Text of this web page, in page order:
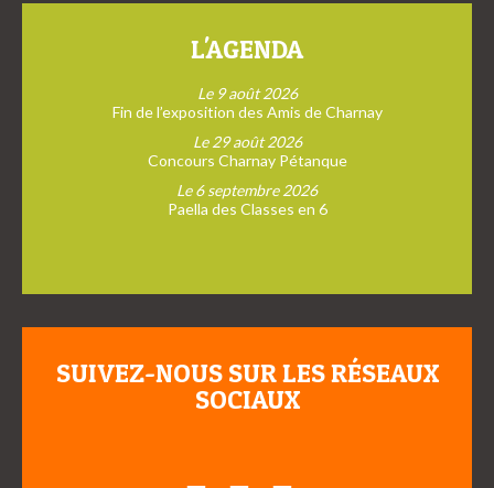
L'AGENDA
Le 9 août 2026
Fin de l’exposition des Amis de Charnay
Le 29 août 2026
Concours Charnay Pétanque
Le 6 septembre 2026
Paella des Classes en 6
SUIVEZ-NOUS SUR LES RÉSEAUX
SOCIAUX